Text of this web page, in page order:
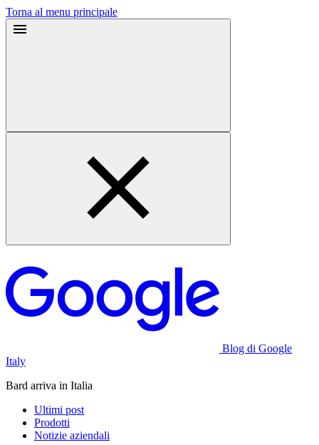
Torna al menu principale
Blog di Google
Italy
Bard arriva in Italia
Ultimi post
Prodotti
Notizie aziendali